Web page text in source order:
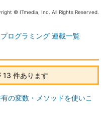
© ITmedia, Inc. All Rights Reserved.
ログラミング 連載一覧
13 件あります
の変数・メソッドを使いこ